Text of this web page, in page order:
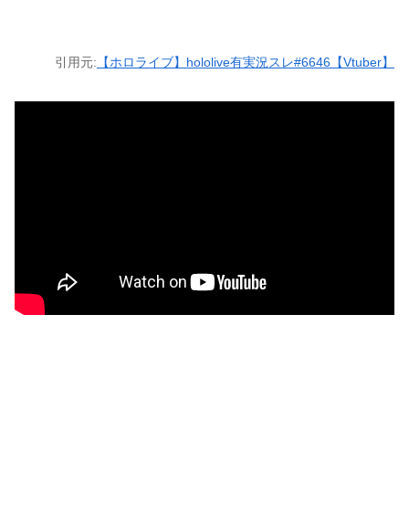
引用元: 【ホロライブ】hololive有実況スレ#6646【Vtuber】